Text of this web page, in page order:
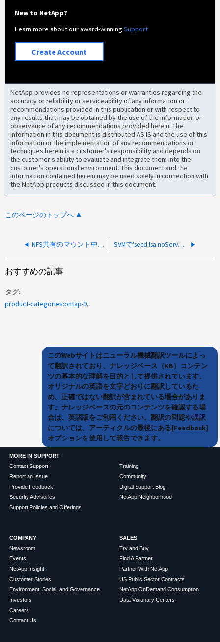
New to NetApp?
Learn more about our award-winningSupport
Create Account
NetApp provides no representations or warranties regarding the
accuracy or reliability or serviceability of any information or
recommendations provided in this publication or with respect to
any results that may be obtained by the use of the information or
observance of any recommendations provided herein. The
information in this document is distributed AS IS and the use of this
information or the implementation of any recommendations or
techniques herein is a customer's responsibility and depends on
the customer's ability to evaluate and integrate them into the
customer's operational environment. This document and the
information contained herein may be used solely in connection with
the NetApp products discussed in this document.
このページのトップへ
NFS共有のマウント中に「mount.nfs4：Operation not permitted」というエラーが表示される SVMで'secd.lsa.noServers'アラートを受信
おすすめの記事
タグ
product-categories:ontap-9
このWebサイトはニューラル機械翻訳ツールによっ
て翻訳されており、ナレッジベース（KB）コンテン
ツの基本的な理解を目的として提供されています。
オリジナルの英語を文字どおりに翻訳しているた
め、正確ではない翻訳が含まれている場合がありま
す。ナレッジベースの元のコンテンツを確認する場
合は、英語版をご利用ください。翻訳の問題や誤訳
については、アーティクルの最後にある[Feedback]
オプションを使用して報告できます。
MORE IN SUPPORT
Contact Support
Report an Issue
Provide Feedback
Security Advisories
Support Policies and Offerings
Training
Community
Digital Support Blog
NetApp Neighborhood
COMPANY
Newsroom
Events
NetApp Insight
Customer Stories
Environment, Social, and Governance
Investors
Careers
Contact Us
SALES
Try and Buy
Find A Partner
Partner With NetApp
US Public Sector Contracts
NetApp OnDemand Consumption
Data Visionary Centers